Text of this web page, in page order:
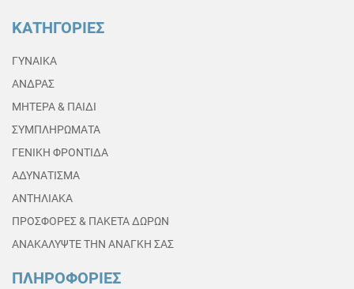
ΚΑΤΗΓΟΡΙΕΣ
ΓΥΝΑΙΚΑ
ΑΝΔΡΑΣ
ΜΗΤΕΡΑ & ΠΑΙΔΙ
ΣΥΜΠΛΗΡΩΜΑΤΑ
ΓΕΝΙΚΗ ΦΡΟΝΤΙΔΑ
ΑΔΥΝΑΤΙΣΜΑ
ΑΝΤΗΛΙΑΚΑ
ΠΡΟΣΦΟΡΕΣ & ΠΑΚΕΤΑ ΔΩΡΩΝ
ΑΝΑΚΑΛΥΨΤΕ ΤΗΝ ΑΝΑΓΚΗ ΣΑΣ
ΠΛΗΡΟΦΟΡΙΕΣ